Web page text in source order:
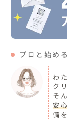
プロと始め
わ
ク
そ
安
備